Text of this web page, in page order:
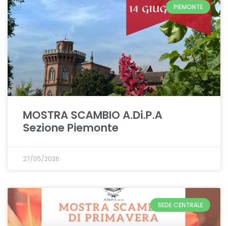
PIEMONTE
MOSTRA SCAMBIO A.Di.P.A
Sezione Piemonte
27/05/2026
SEDE CENTRALE